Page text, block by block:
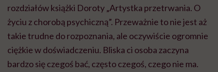
rozdziałów książki Doroty „Artystka przetrwania. O
życiu z chorobą psychiczną”. Przeważnie to nie jest aż
takie trudne do rozpoznania, ale oczywiście ogromnie
ciężkie w doświadczeniu. Bliska ci osoba zaczyna
bardzo się czegoś bać, często czegoś, czego nie ma.